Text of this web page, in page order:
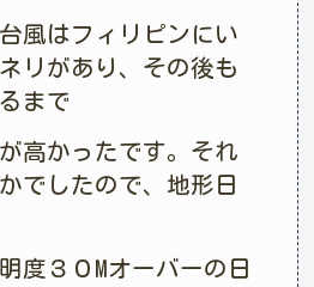
風はフィリピンにい
リがあり、その後も
まで
高かったです。それ
でしたので、地形日
度３０Mオーバーの日